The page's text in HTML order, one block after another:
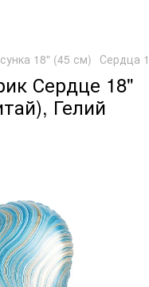
18" (45 см) Сердца
Сердце 18"
Гелий